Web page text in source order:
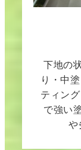
下地の
り・中
ティン
で強い
や